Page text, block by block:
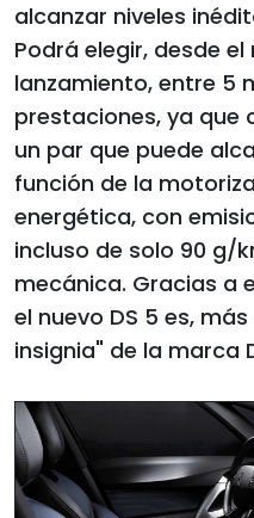
alcanzar niveles
Podrá elegir, desde
lanzamiento, entre 5
prestaciones, ya que
un par que puede
función de la
energética, con
incluso de solo 90 g/
mecánica. Gracias a
el nuevo DS 5 es,
insignia" de la marca